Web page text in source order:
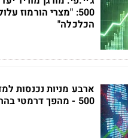
500: "מצרי הורמוז
הכלכלה"
500 - מהפך דרמטי בהרכב המדד